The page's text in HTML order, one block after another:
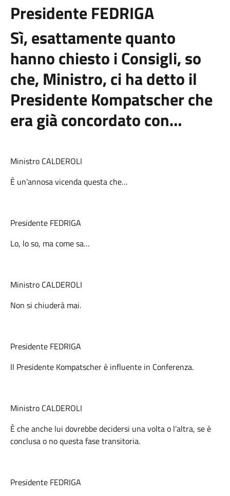
Presidente FEDRIGA
Sì, esattamente quanto
hanno chiesto i Consigli, so
che, Ministro, ci ha detto il
Presidente Kompatscher che
era già concordato con…
Ministro CALDEROLI
È un’annosa vicenda questa che…
Presidente FEDRIGA
Lo, lo so, ma come sa…
Ministro CALDEROLI
Non si chiuderà mai.
Presidente FEDRIGA
Il Presidente Kompatscher è influente in Conferenza.
Ministro CALDEROLI
È che anche lui dovrebbe decidersi una volta o l’altra, se è
conclusa o no questa fase transitoria.
Presidente FEDRIGA